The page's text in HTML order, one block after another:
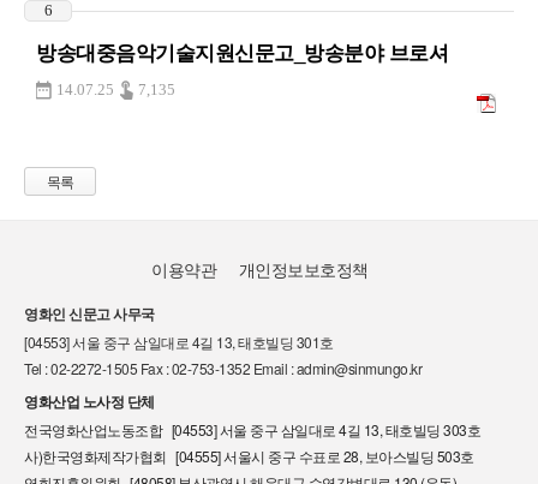
6
방송대중음악기술지원신문고_방송분야 브로셔
14.07.25 7,135
목록
이용약관 개인정보보호정책
영화인 신문고 사무국
[04553] 서울 중구 삼일대로 4길 13, 태호빌딩 301호
Tel : 02-2272-1505 Fax : 02-753-1352 Email : admin@sinmungo.kr
영화산업 노사정 단체
전국영화산업노동조합 [04553] 서울 중구 삼일대로 4길 13, 태호빌딩 303호
사)한국영화제작가협회 [04555] 서울시 중구 수표로 28, 보아스빌딩 503호